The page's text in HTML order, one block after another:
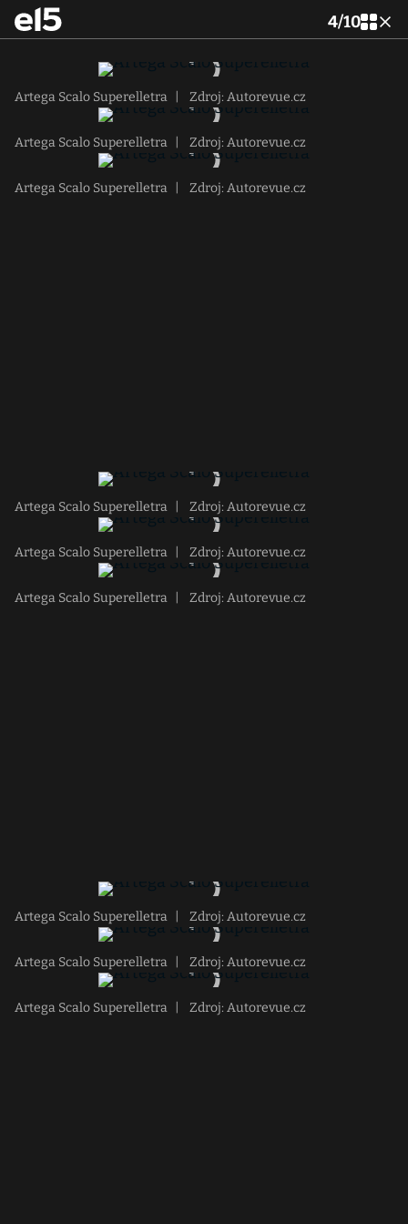
4/10
Artega Scalo Superelletra Zdroj: Autorevue.cz
Artega Scalo Superelletra Zdroj: Autorevue.cz
Artega Scalo Superelletra Zdroj: Autorevue.cz
Artega Scalo Superelletra Zdroj: Autorevue.cz
Artega Scalo Superelletra Zdroj: Autorevue.cz
Artega Scalo Superelletra Zdroj: Autorevue.cz
Artega Scalo Superelletra Zdroj: Autorevue.cz
Artega Scalo Superelletra Zdroj: Autorevue.cz
Artega Scalo Superelletra Zdroj: Autorevue.cz